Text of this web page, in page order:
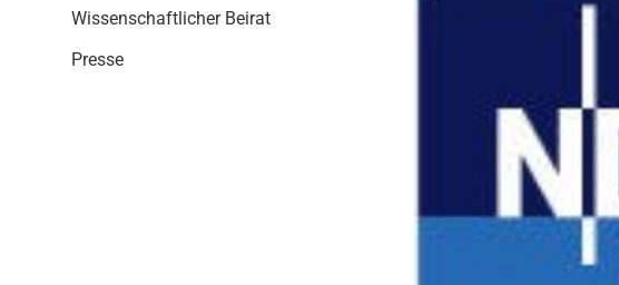
Wissenschaftlicher Beirat
Presse